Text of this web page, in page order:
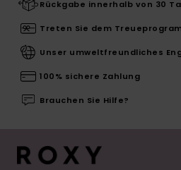
Rückgabe innerhalb von 30
Treten Sie dem
Unser umweltfreundliches
100% sichere Zahlung
Brauchen Sie Hilfe?